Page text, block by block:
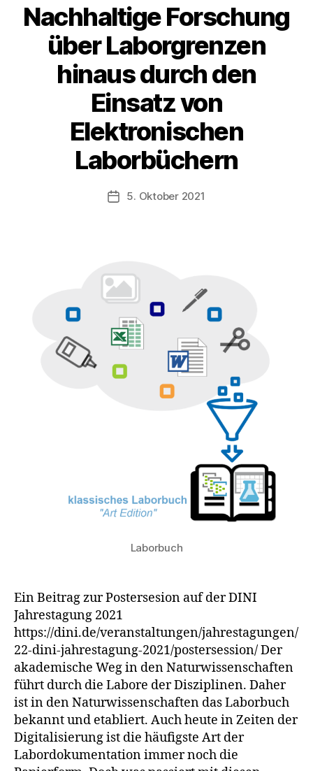
Nachhaltige Forschung
über Laborgrenzen
hinaus durch den
Einsatz von
Elektronischen
Laborbüchern
Beitragsautor
V
o
n
B
e
r
Z
Veröffentlichungsdatum
5. Oktober 2021
Laborbuch
Ein Beitrag zur Postersesion auf der DINI
Jahrestagung 2021
https://dini.de/veranstaltungen/jahrestagungen/
22-dini-jahrestagung-2021/postersession/ Der
akademische Weg in den Naturwissenschaften
führt durch die Labore der Disziplinen. Daher
ist in den Naturwissenschaften das Laborbuch
bekannt und etabliert. Auch heute in Zeiten der
Digitalisierung ist die häufigste Art der
Labordokumentation immer noch die